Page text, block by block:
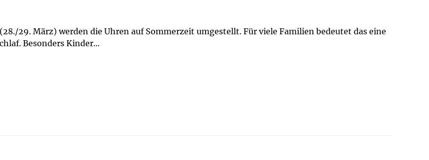
29. März) werden die Uhren auf Sommerzeit umgestellt. Für viele Familien bedeutet das eine
Besonders Kinder…